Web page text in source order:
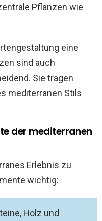
Pflanzen wie
eine
sind auch
Sie tragen
mediterranen Stils
der mediterranen
Erlebnis zu
wichtig:
Holz und